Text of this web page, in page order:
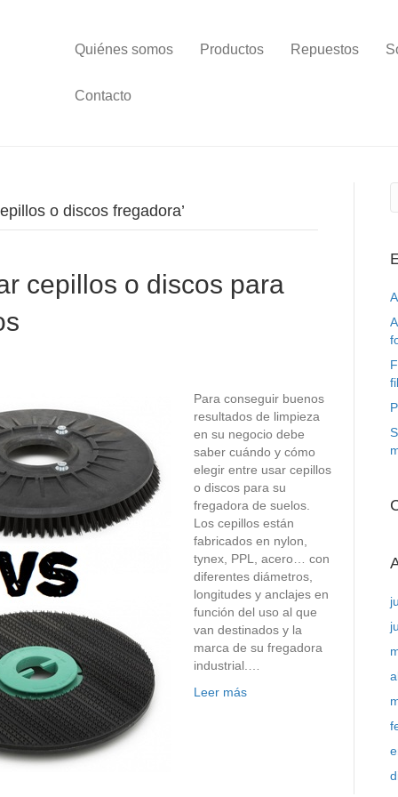
Quiénes somos Productos Repuestos
Contacto
o discos fregadora’
cepillos o discos para
Para conseguir buenos
resultados de limpieza
en su negocio debe
saber cuándo y cómo
elegir entre usar cepillos
o discos para su
fregadora de suelos.
Los cepillos están
fabricados en nylon,
tynex, PPL, acero… con
diferentes diámetros,
longitudes y anclajes en
función del uso al que
van destinados y la
marca de su fregadora
industrial.…
Leer más